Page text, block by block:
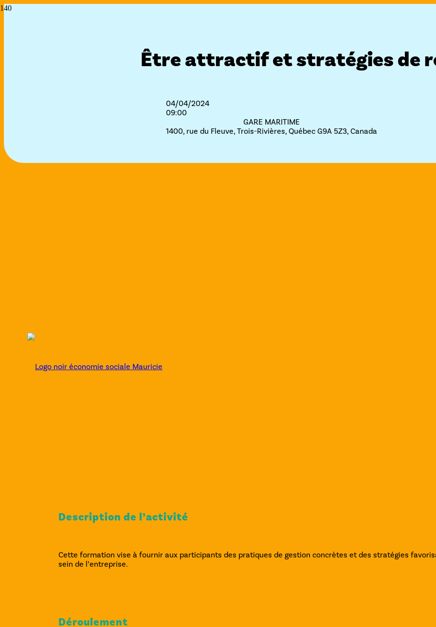
Être attractif et stratégies de
04/04/2024
09:00
GARE MARITIME
1400, rue du Fleuve, Trois-Rivières, Québec G9A 5Z3, Canada
Description de l’activité
Cette formation vise à fournir aux participants des pratiques de gestion concrètes et des stratégies
sein de l’entreprise.
Déroulement